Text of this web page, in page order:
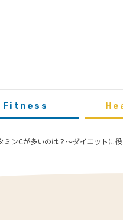
Fitness
ミンCが多いのは？～ダイエットに